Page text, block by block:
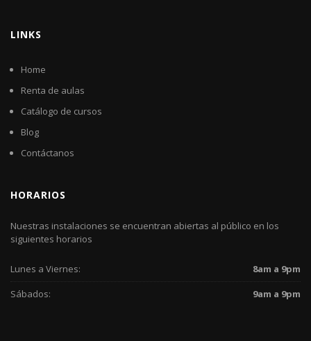
LINKS
Home
Renta de aulas
Catálogo de cursos
Blog
Contáctanos
HORARIOS
Nuestras instalaciones se encuentran abiertas al público en los
siguientes horarios
Lunes a Viernes:
8am a 9pm
Sábados:
9am a 9pm